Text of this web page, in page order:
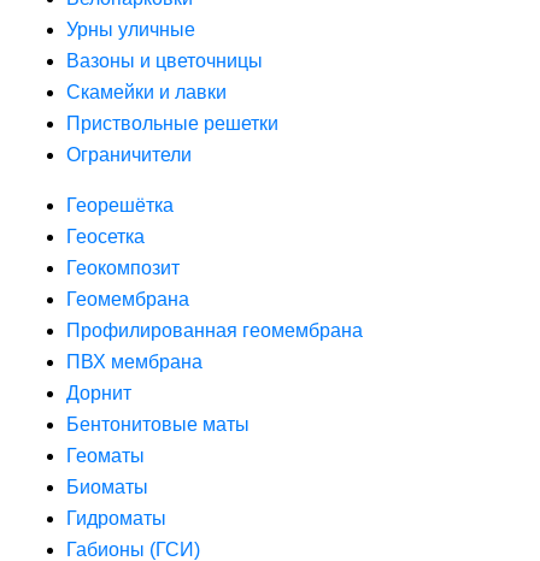
Урны уличные
Вазоны и цветочницы
Скамейки и лавки
Приствольные решетки
Ограничители
Георешётка
Геосетка
Геокомпозит
Геомембрана
Профилированная геомембрана
ПВХ мембрана
Дорнит
Бентонитовые маты
Геоматы
Биоматы
Гидроматы
Габионы (ГСИ)